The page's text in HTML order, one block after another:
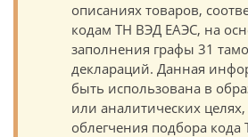
описаниях товаров,
кодам ТН ВЭД ЕАЭС, на
заполнения графы 31
деклараций. Данная
быть использована в
или аналитических целях,
облегчения подбора